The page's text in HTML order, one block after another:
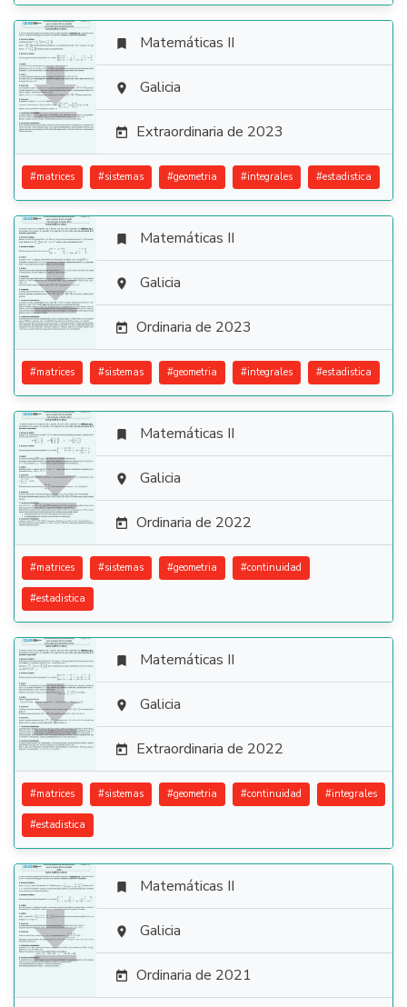

 Matemáticas II
 Galicia
 Extraordinaria de 2023
#matrices #sistemas #geometria #integrales #estadistica

 Matemáticas II
 Galicia
 Ordinaria de 2023
#matrices #sistemas #geometria #integrales #estadistica

 Matemáticas II
 Galicia
 Ordinaria de 2022
#matrices #sistemas #geometria #continuidad
#estadistica

 Matemáticas II
 Galicia
 Extraordinaria de 2022
#matrices #sistemas #geometria #continuidad #integrales
#estadistica

 Matemáticas II
 Galicia
 Ordinaria de 2021